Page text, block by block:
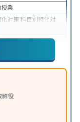
授業
対策科目別特化対
振替可能学習に
ら受講可能
ート調査方法を参照
締役